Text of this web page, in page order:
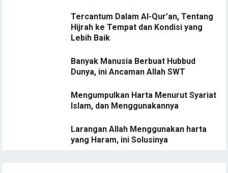
Tercantum Dalam Al-Qur’an, Tentang
Hijrah ke Tempat dan Kondisi yang
Lebih Baik
Banyak Manusia Berbuat Hubbud
Dunya, ini Ancaman Allah SWT
Mengumpulkan Harta Menurut Syariat
Islam, dan Menggunakannya
Larangan Allah Menggunakan harta
yang Haram, ini Solusinya